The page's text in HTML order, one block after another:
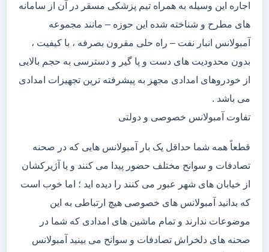
اجاره این وسیله به همراه تیم پزشکی مسقر در آن از سامانه
های مطرح و شناخته شده این حوزه – مانند مجموعه
آمبولانس انبار نفت – راه حلی مقرون بصرفه ، با کیفیت ،
بدون محدودیت های دست و پا گیر و دسترسی به حجم بالایی
از خودروهای امدادی مجهز به پیشرفته ترین تجهیزات امدادی
می باشد .
تفاوت آمبولانس خصوصی و دولتی
قطعاً همه شما حداقل یک بار آمبولانس هایی که در صحنه
تصادفات و سوانح مختلف حضور پیدا می کنند و یا آژیرکشان
از خیابان های شهر عبور می کنند را دیده اید ؛ اما خوب است
که بدانید آمبولانس های خصوصی هیچ ارتباطی به این
موضوعات ندارند و تمام ماشین های امدادی که شما در
صحنه های دلخراش تصادفات و سوانح می بینید آمبولانس